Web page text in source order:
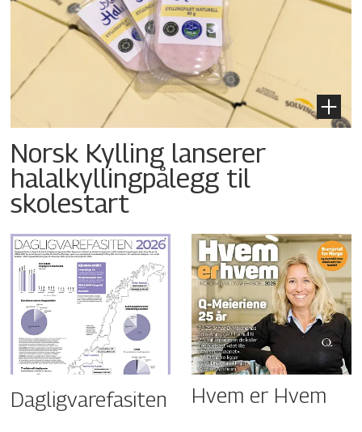
Norsk Kylling lanserer
halalkyllingpålegg til
skolestart
Dagligvarefasiten Hvem er Hvem